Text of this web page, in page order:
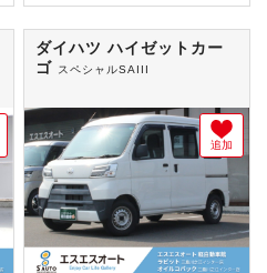
ダイハツ ハイゼットカー
ゴ スペシャルSAIII
追加